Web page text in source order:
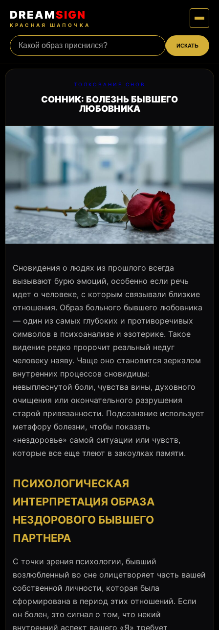
DREAMSIGN
КРАСНАЯ ШАПОЧКА
ИСКАТЬ
ТОЛКОВАНИЕ СНОВ
СОННИК: БОЛЕЗНЬ БЫВШЕГО
ЛЮБОВНИКА
Сновидения о людях из прошлого всегда
вызывают бурю эмоций, особенно если речь
идет о человеке, с которым связывали близкие
отношения. Образ больного бывшего любовника
— один из самых глубоких и противоречивых
символов в психоанализе и эзотерике. Такое
видение редко пророчит реальный недуг
человеку наяву. Чаще оно становится зеркалом
внутренних процессов сновидицы:
невыплеснутой боли, чувства вины, духовного
очищения или окончательного разрушения
старой привязанности. Подсознание использует
метафору болезни, чтобы показать
«нездоровье» самой ситуации или чувств,
которые все еще тлеют в закоулках памяти.
ПСИХОЛОГИЧЕСКАЯ
ИНТЕРПРЕТАЦИЯ ОБРАЗА
НЕЗДОРОВОГО БЫВШЕГО
ПАРТНЕРА
С точки зрения психологии, бывший
возлюбленный во сне олицетворяет часть вашей
собственной личности, которая была
сформирована в период этих отношений. Если
он болен, это сигнал о том, что некий
внутренний аспект вашего «Я» требует